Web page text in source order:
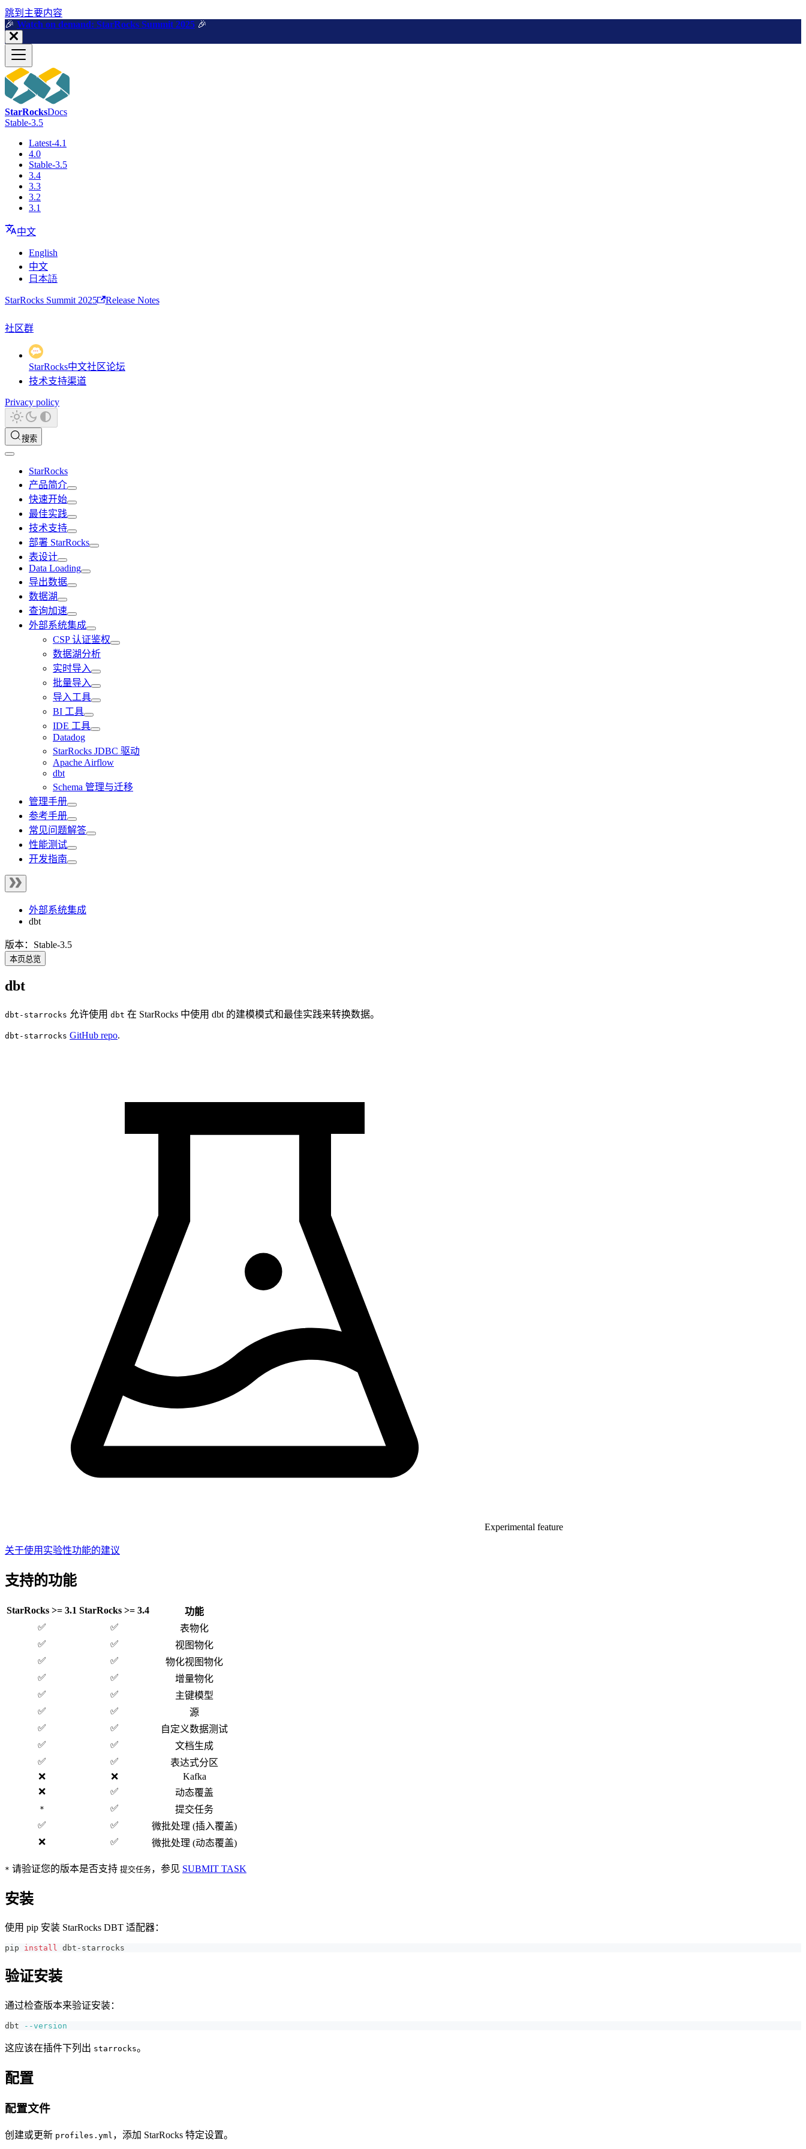
跳到主要内容
🎉️ Watch on demand: StarRocks Summit 2025 🎉️
StarRocksDocs
Stable-3.5
Latest-4.1
4.0
Stable-3.5
3.4
3.3
3.2
3.1
中文
English
中文
日本語
StarRocks Summit 2025 Release Notes
社区群
StarRocks中文社区论坛
技术支持渠道
Privacy policy
搜索
StarRocks
产品简介
快速开始
最佳实践
技术支持
部署 StarRocks
表设计
Data Loading
导出数据
数据湖
查询加速
外部系统集成
CSP 认证鉴权
数据湖分析
实时导入
批量导入
导入工具
BI 工具
IDE 工具
Datadog
StarRocks JDBC 驱动
Apache Airflow
dbt
Schema 管理与迁移
管理手册
参考手册
常见问题解答
性能测试
开发指南
外部系统集成
dbt
版本：Stable-3.5
本页总览
dbt
dbt-starrocks 允许使用 dbt 在 StarRocks 中使用 dbt 的建模模式和最佳实践来转换数据。
dbt-starrocks GitHub repo.
Experimental feature
关于使用实验性功能的建议
支持的功能
StarRocks >= 3.1 StarRocks >= 3.4
功能
✅
✅
表物化
✅
✅
视图物化
✅
✅
物化视图物化
✅
✅
增量物化
✅
✅
主键模型
✅
✅
源
✅
✅
自定义数据测试
✅
✅
文档生成
✅
✅
表达式分区
❌
❌
Kafka
❌
✅ 动态覆盖
* ✅
提交任务
✅
✅
微批处理 (插入覆盖)
❌
✅ 微批处理 (动态覆盖)
* 请验证您的版本是否支持 提交任务，参见 SUBMIT TASK
安装
使用 pip 安装 StarRocks DBT 适配器：
pip install dbt-starrocks
验证安装
通过检查版本来验证安装：
dbt --version
这应该在插件下列出 starrocks。
配置
配置文件
创建或更新 profiles.yml ，添加 StarRocks 特定设置。